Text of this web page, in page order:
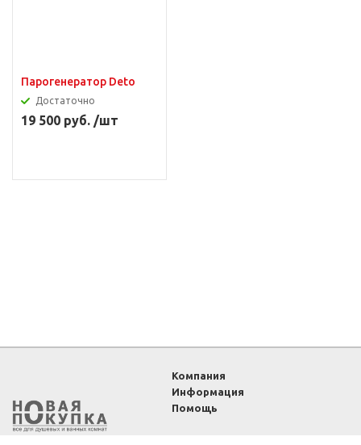
Парогенератор Deto
Достаточно
19 500 руб. /шт
Компания
Информация
Помощь